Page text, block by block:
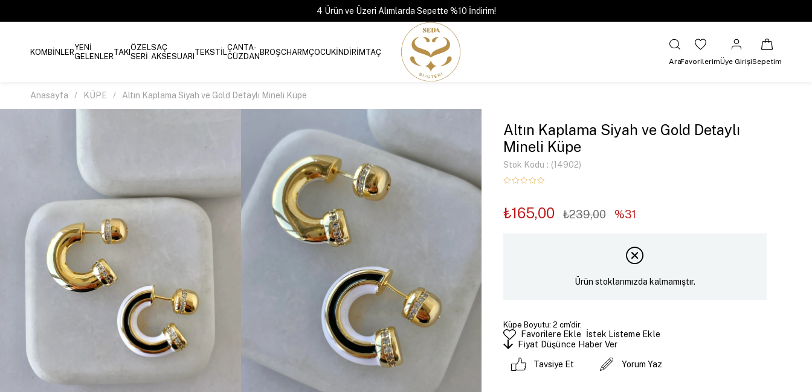
4 Ürün ve Üzeri Alımlarda Sepette %10 İndirim!
KOMBİNLERYENİ
GELENLERTAKIÖZEL
SERİ
SAÇ
AKSESUARI TEKSTİLÇANTA-
CÜZDANBROŞCHARMÇOCUKİNDİRİMTAÇ
AraFavorilerimÜye GirişiSepetim
Anasayfa KÜPE Altın Kaplama Siyah ve Gold Detaylı Mineli Küpe
Altın Kaplama Siyah ve Gold Detaylı
Mineli Küpe
Stok Kodu (14902)
₺239,00
₺165,00 31
Ürün stoklarımızda kalmamıştır.
Küpe Boyutu: 2 cm'dir.
Favorilere Ekle
İstek Listeme Ekle
Fiyat Düşünce Haber Ver
Tavsiye Et Yorum Yaz